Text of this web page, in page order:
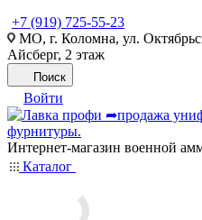
+7 (919) 725-55-23
МО, г. Коломна, ул.
Айсберг, 2 этаж
Поиск
Войти
Интернет-магазин военной
Каталог